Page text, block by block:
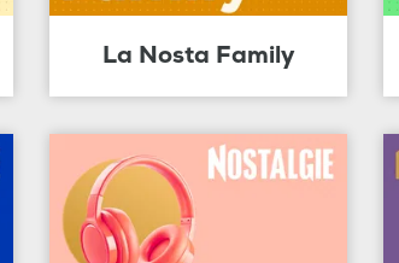
La Nosta Family